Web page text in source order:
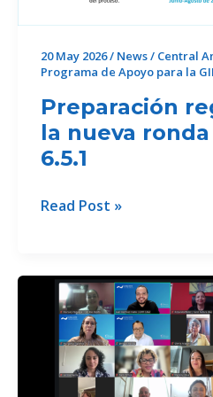
dual
20 May 2026/ News/ Central
Programa de Apoyo para la
Preparación
la nueva ronda
6.5.1
Preparación
la
nueva
ronda
del
ODS
Read Post »